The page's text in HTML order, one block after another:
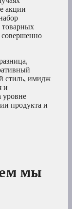
акции
совершенно
стиль, имидж
и
уровне
продукта и
мы